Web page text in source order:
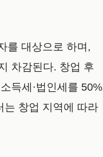
를 대상으로 하며,
차감된다. 창업 후
득세·법인세를 50%
는 창업 지역에 따라